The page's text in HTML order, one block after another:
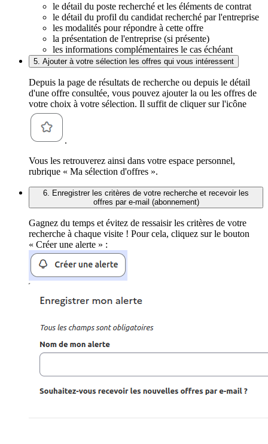
le détail du poste recherché et les éléments de contrat
le détail du profil du candidat recherché par l'entreprise
les modalités pour répondre à cette offre
la présentation de l'entreprise (si présente)
les informations complémentaires le cas échéant
5. Ajouter à votre sélection les offres qui vous intéressent
Depuis la page de résultats de recherche ou depuis le détail
d'une offre consultée, vous pouvez ajouter la ou les offres de
votre choix à votre sélection. Il suffit de cliquer sur l'icône
.
Vous les retrouverez ainsi dans votre espace personnel,
rubrique « Ma sélection d'offres ».
6. Enregistrer les critères de votre recherche et recevoir les
offres par e-mail (abonnement)
Gagnez du temps et évitez de ressaisir les critères de votre
recherche à chaque visite ! Pour cela, cliquez sur le bouton
« Créer une alerte » :